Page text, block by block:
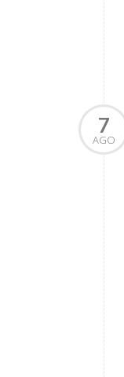
7
AGO